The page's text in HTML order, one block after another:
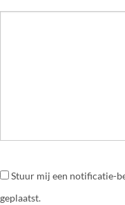
Stuur mij een notificatie-
geplaatst.